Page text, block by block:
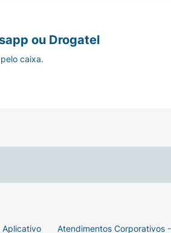
Aplicativo Atendimentos Corporativos
ou Drogatel
caixa.